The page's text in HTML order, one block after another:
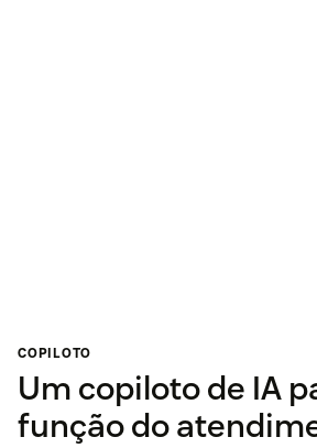
COPILOTO
Um copiloto de IA
função do